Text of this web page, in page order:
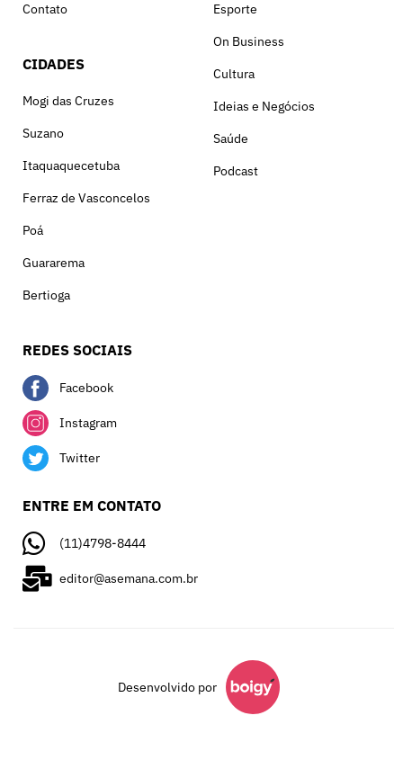
Contato
CIDADES
Mogi das Cruzes
Suzano
Itaquaquecetuba
Ferraz de Vasconcelos
Poá
Guararema
Bertioga
Esporte
On Business
Cultura
Ideias e Negócios
Saúde
Podcast
REDES SOCIAIS
Facebook
Instagram
Twitter
ENTRE EM CONTATO
(11)4798-8444
editor@asemana.com.br
Desenvolvido por